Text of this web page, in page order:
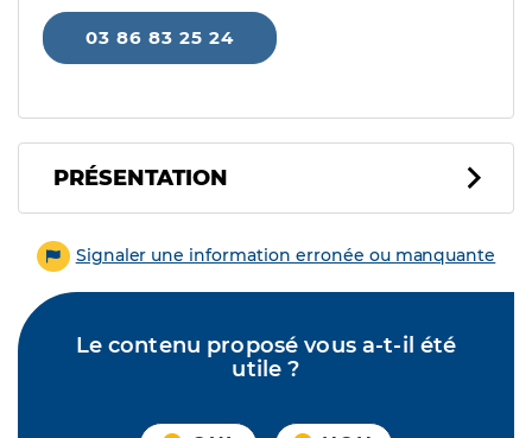
03 86 83 25 24
PRÉSENTATION
Signaler une information erronée ou manquante
Le contenu proposé vous a-t-il été
utile ?